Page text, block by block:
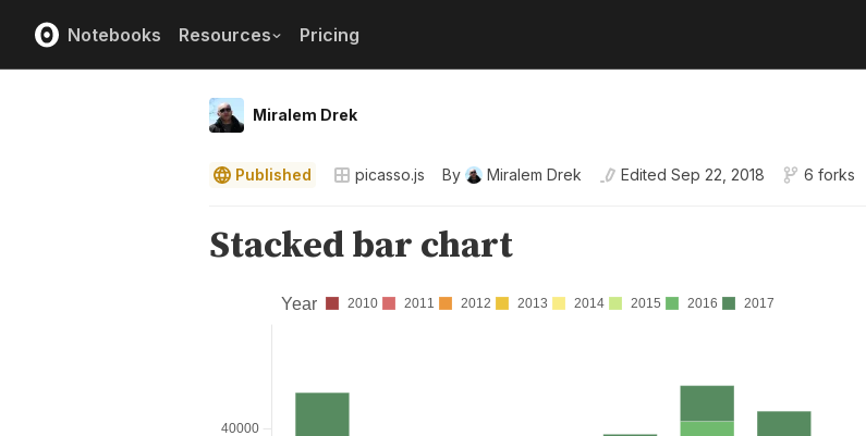
Notebooks Resources Pricing
Miralem Drek
Published picasso.js By Miralem Drek Edited Sep 22, 2018 6 forks